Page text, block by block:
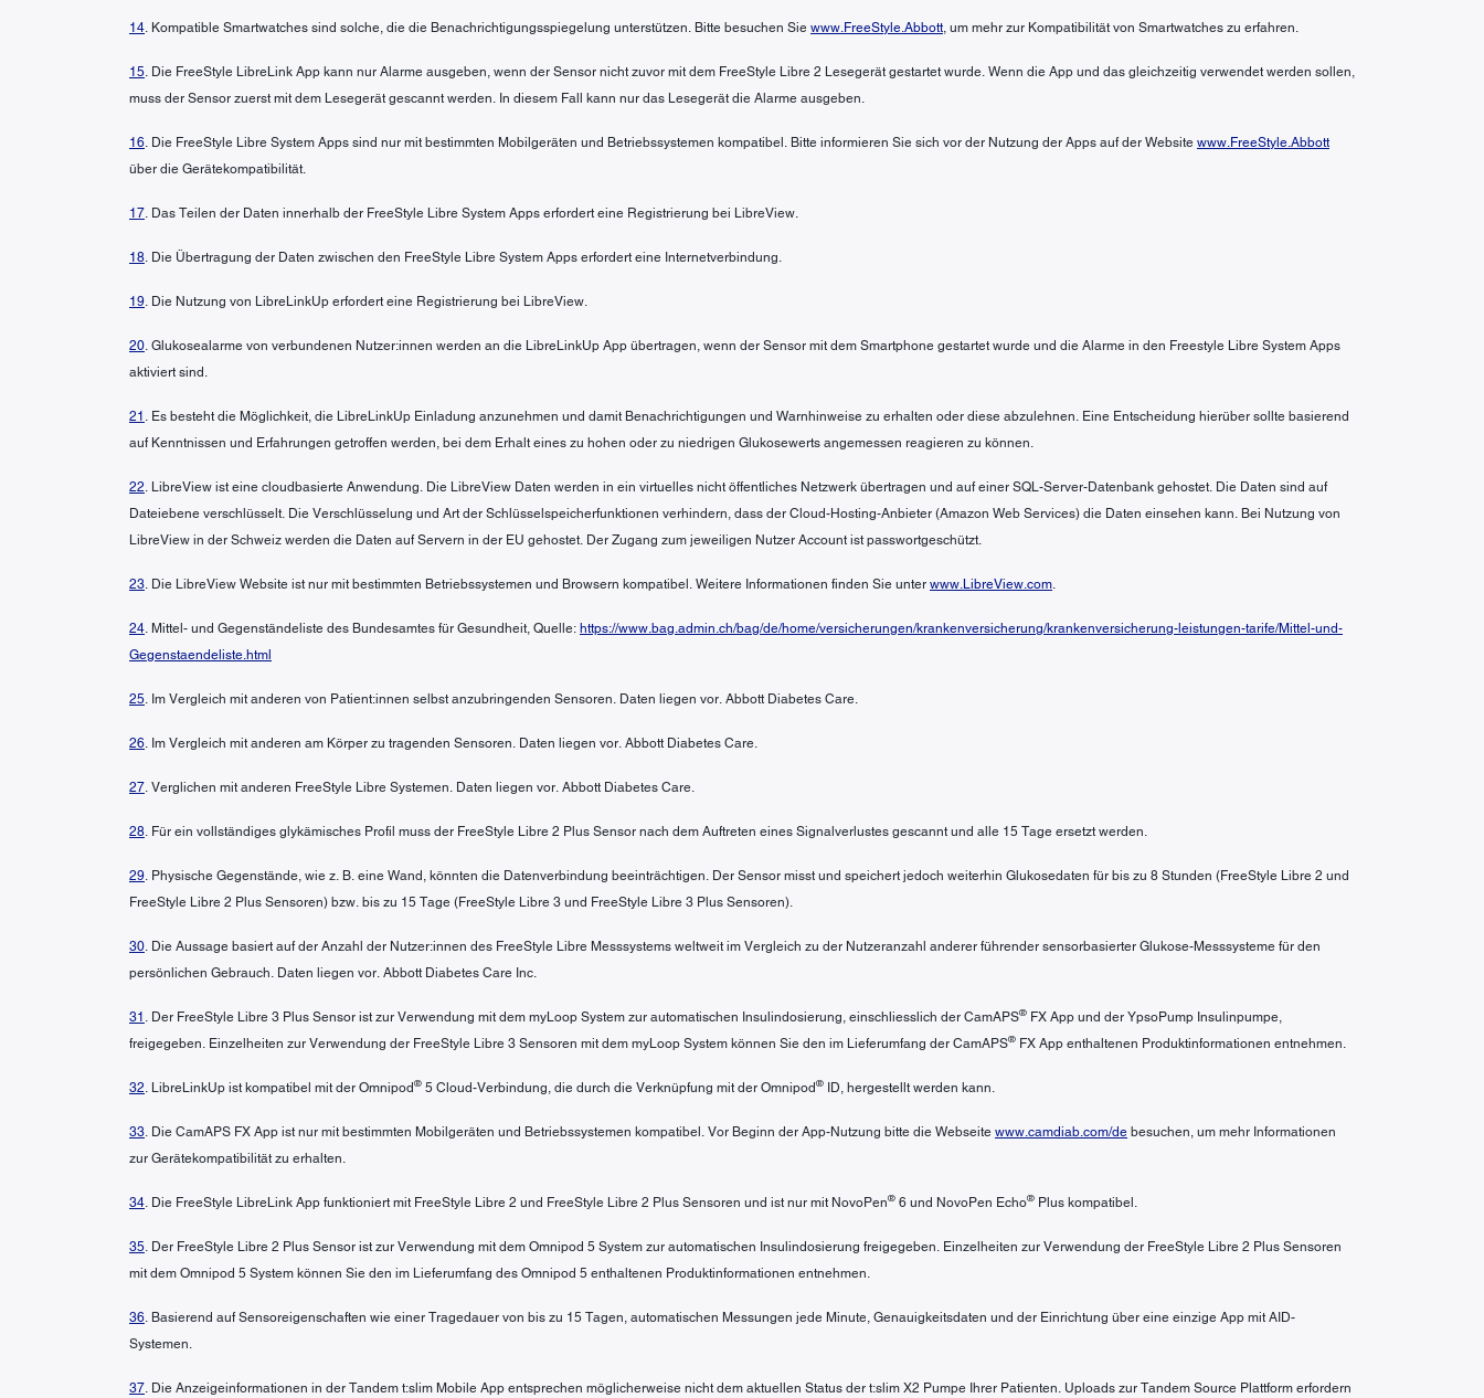
14. Kompatible Smartwatches sind solche, die die Benachrichtigungsspiegelung unterstützen. Bitte besuchen Sie www.FreeStyle.Abbott, um mehr zur Kompatibilität von Smartwatches zu erfahren.
15. Die FreeStyle LibreLink App kann nur Alarme ausgeben, wenn der Sensor nicht zuvor mit dem FreeStyle Libre 2 Lesegerät gestartet wurde. Wenn die App und das gleichzeitig verwendet werden sollen,
muss der Sensor zuerst mit dem Lesegerät gescannt werden. In diesem Fall kann nur das Lesegerät die Alarme ausgeben.
16. Die FreeStyle Libre System Apps sind nur mit bestimmten Mobilgeräten und Betriebssystemen kompatibel. Bitte informieren Sie sich vor der Nutzung der Apps auf der Website www.FreeStyle.Abbott
über die Gerätekompatibilität.
17. Das Teilen der Daten innerhalb der FreeStyle Libre System Apps erfordert eine Registrierung bei LibreView.
18. Die Übertragung der Daten zwischen den FreeStyle Libre System Apps erfordert eine Internetverbindung.
19. Die Nutzung von LibreLinkUp erfordert eine Registrierung bei LibreView.
20. Glukosealarme von verbundenen Nutzer:innen werden an die LibreLinkUp App übertragen, wenn der Sensor mit dem Smartphone gestartet wurde und die Alarme in den Freestyle Libre System Apps
aktiviert sind.
21 . Es besteht die Möglichkeit, die LibreLinkUp Einladung anzunehmen und damit Benachrichtigungen und Warnhinweise zu erhalten oder diese abzulehnen. Eine Entscheidung hierüber sollte basierend
auf Kenntnissen und Erfahrungen getroffen werden, bei dem Erhalt eines zu hohen oder zu niedrigen Glukosewerts angemessen reagieren zu können.
22. LibreView ist eine cloudbasierte Anwendung. Die LibreView Daten werden in ein virtuelles nicht öffentliches Netzwerk übertragen und auf einer SQL-Server-Datenbank gehostet. Die Daten sind auf
Dateiebene verschlüsselt. Die Verschlüsselung und Art der Schlüsselspeicherfunktionen verhindern, dass der Cloud-Hosting-Anbieter (Amazon Web Services) die Daten einsehen kann. Bei Nutzung von
LibreView in der Schweiz werden die Daten auf Servern in der EU gehostet. Der Zugang zum jeweiligen Nutzer Account ist passwortgeschützt.
23. Die LibreView Website ist nur mit bestimmten Betriebssystemen und Browsern kompatibel. Weitere Informationen finden Sie unter www.LibreView.com.
24. Mittel- und Gegenständeliste des Bundesamtes für Gesundheit, Quelle: https://www.bag.admin.ch/bag/de/home/versicherungen/krankenversicherung/krankenversicherung-leistungen-tarife/Mittel-und-
Gegenstaendeliste.html
25. Im Vergleich mit anderen von Patient:innen selbst anzubringenden Sensoren. Daten liegen vor. Abbott Diabetes Care.
26. Im Vergleich mit anderen am Körper zu tragenden Sensoren. Daten liegen vor. Abbott Diabetes Care.
27. Verglichen mit anderen FreeStyle Libre Systemen. Daten liegen vor. Abbott Diabetes Care.
28. Für ein vollständiges glykämisches Profil muss der FreeStyle Libre 2 Plus Sensor nach dem Auftreten eines Signalverlustes gescannt und alle 15 Tage ersetzt werden.
29. Physische Gegenstände, wie z. B. eine Wand, könnten die Datenverbindung beeinträchtigen. Der Sensor misst und speichert jedoch weiterhin Glukosedaten für bis zu 8 Stunden (FreeStyle Libre 2 und
FreeStyle Libre 2 Plus Sensoren) bzw. bis zu 15 Tage (FreeStyle Libre 3 und FreeStyle Libre 3 Plus Sensoren).
30. Die Aussage basiert auf der Anzahl der Nutzer:innen des FreeStyle Libre Messsystems weltweit im Vergleich zu der Nutzeranzahl anderer führender sensorbasierter Glukose-Messsysteme für den
persönlichen Gebrauch. Daten liegen vor. Abbott Diabetes Care Inc.
31 . Der FreeStyle Libre 3 Plus Sensor ist zur Verwendung mit dem myLoop System zur automatischen Insulindosierung, einschliesslich der CamAPS® FX App und der YpsoPump Insulinpumpe,
freigegeben. Einzelheiten zur Verwendung der FreeStyle Libre 3 Sensoren mit dem myLoop System können Sie den im Lieferumfang der CamAPS® FX App enthaltenen Produktinformationen entnehmen.
32. LibreLinkUp ist kompatibel mit der Omnipod® 5 Cloud-Verbindung, die durch die Verknüpfung mit der Omnipod® ID, hergestellt werden kann.
33. Die CamAPS FX App ist nur mit bestimmten Mobilgeräten und Betriebssystemen kompatibel. Vor Beginn der App-Nutzung bitte die Webseite www.camdiab.com/de besuchen, um mehr Informationen
zur Gerätekompatibilität zu erhalten.
34. Die FreeStyle LibreLink App funktioniert mit FreeStyle Libre 2 und FreeStyle Libre 2 Plus Sensoren und ist nur mit NovoPen® 6 und NovoPen Echo® Plus kompatibel.
35. Der FreeStyle Libre 2 Plus Sensor ist zur Verwendung mit dem Omnipod 5 System zur automatischen Insulindosierung freigegeben. Einzelheiten zur Verwendung der FreeStyle Libre 2 Plus Sensoren
mit dem Omnipod 5 System können Sie den im Lieferumfang des Omnipod 5 enthaltenen Produktinformationen entnehmen.
36. Basierend auf Sensoreigenschaften wie einer Tragedauer von bis zu 15 Tagen, automatischen Messungen jede Minute, Genauigkeitsdaten und der Einrichtung über eine einzige App mit AID-
Systemen.
37. Die Anzeigeinformationen in der Tandem t:slim Mobile App entsprechen möglicherweise nicht dem aktuellen Status der t:slim X2 Pumpe Ihrer Patienten. Uploads zur Tandem Source Plattform erfordern